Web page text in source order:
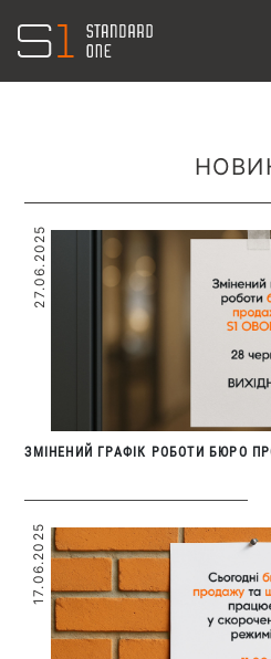
27.06.2025
ЗМІНЕНИЙ ГРАФІК РОБОТИ БЮРО
17.06.2025